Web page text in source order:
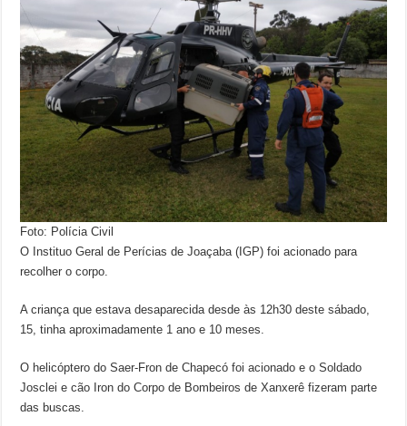
Foto: Polícia Civil
O Instituo Geral de Perícias de Joaçaba (IGP) foi acionado para
recolher o corpo.
A criança que estava desaparecida desde às 12h30 deste sábado,
15, tinha aproximadamente 1 ano e 10 meses.
O helicóptero do Saer-Fron de Chapecó foi acionado e o Soldado
Josclei e cão Iron do Corpo de Bombeiros de Xanxerê fizeram parte
das buscas.